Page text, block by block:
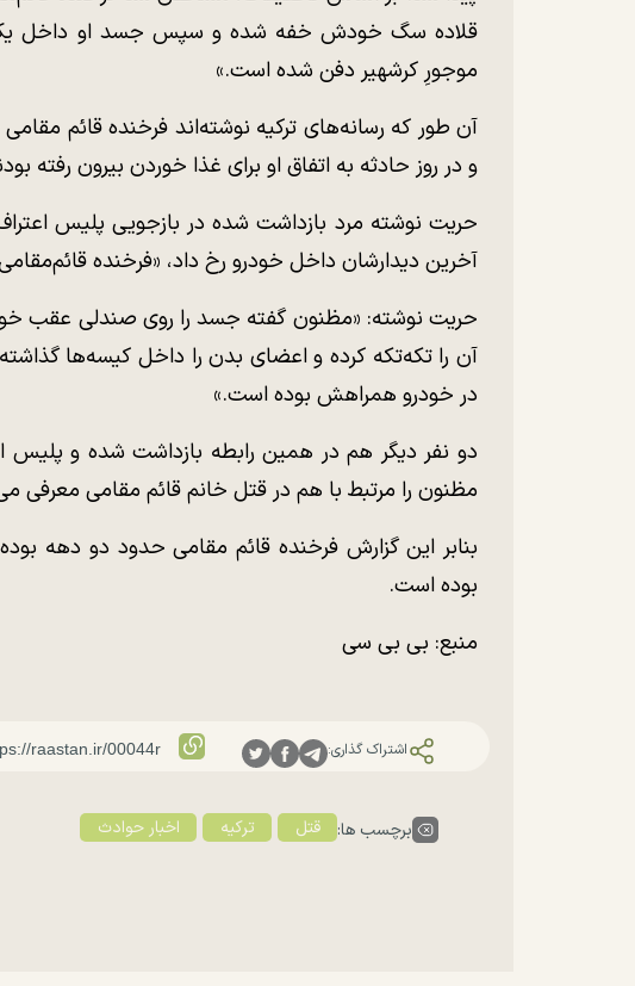
قلاده سگ خودش خفه شده و سپس جسد او داخل یک
موجورِ کرشهیر دفن شده است.»
و در روز حادثه به اتفاق او برای غذا خوردن بیرون رفته
حریت نوشته مرد بازداشت شده در بازجویی پلیس
آخرین دیدارشان داخل خودرو رخ داد، «فرخنده
حریت نوشته: «مظنون گفته جسد را روی صندلی عقب
آن را تکه‌تکه کرده و اعضای بدن را داخل کیسه‌ها
در خودرو همراهش بوده است.»
دو نفر دیگر هم در همین رابطه بازداشت شده و پلیس
مظنون را مرتبط با هم در قتل خانم قائم مقامی معرفی
بنابر این گزارش فرخنده قائم مقامی حدود دو دهه
بوده است.
منبع: بی بی سی
اشتراک گذاری:
برچسب ها: قتل ترکیه اخبار حوادث